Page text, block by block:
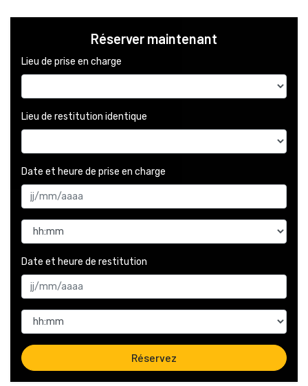
Réserver maintenant
Lieu de prise en charge
Lieu de restitution identique
Date et heure de prise en charge
Date et heure de restitution
Réservez